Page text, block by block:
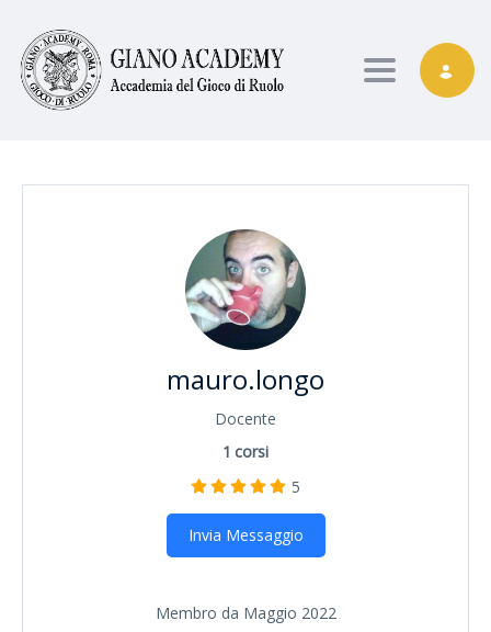
Toggle
mauro.longo
Docente
1 corsi
5
Invia Messaggio
Membro da Maggio 2022